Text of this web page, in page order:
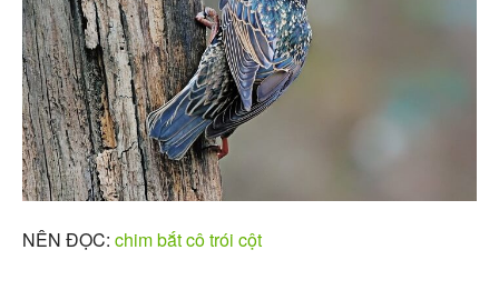
NÊN ĐỌC: chim bắt cô trói cột